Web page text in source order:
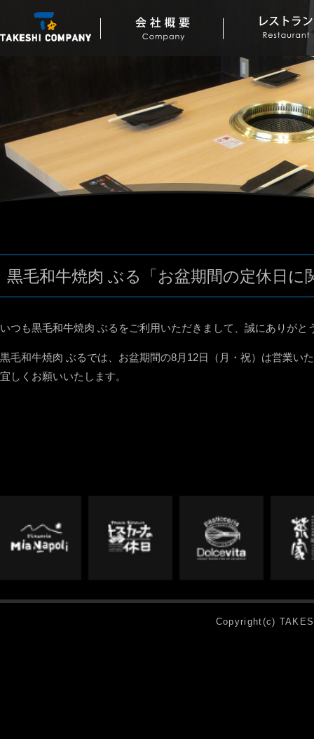
黒毛和牛焼肉 ぶる「お盆期間の定休日に
いつも黒毛和牛焼肉 ぶるをご利用いただきまして、誠にありがと
黒毛和牛焼肉 ぶるでは、お盆期間の8月12日（月・祝）は営業い
宜しくお願いいたします。
Copyright(c)